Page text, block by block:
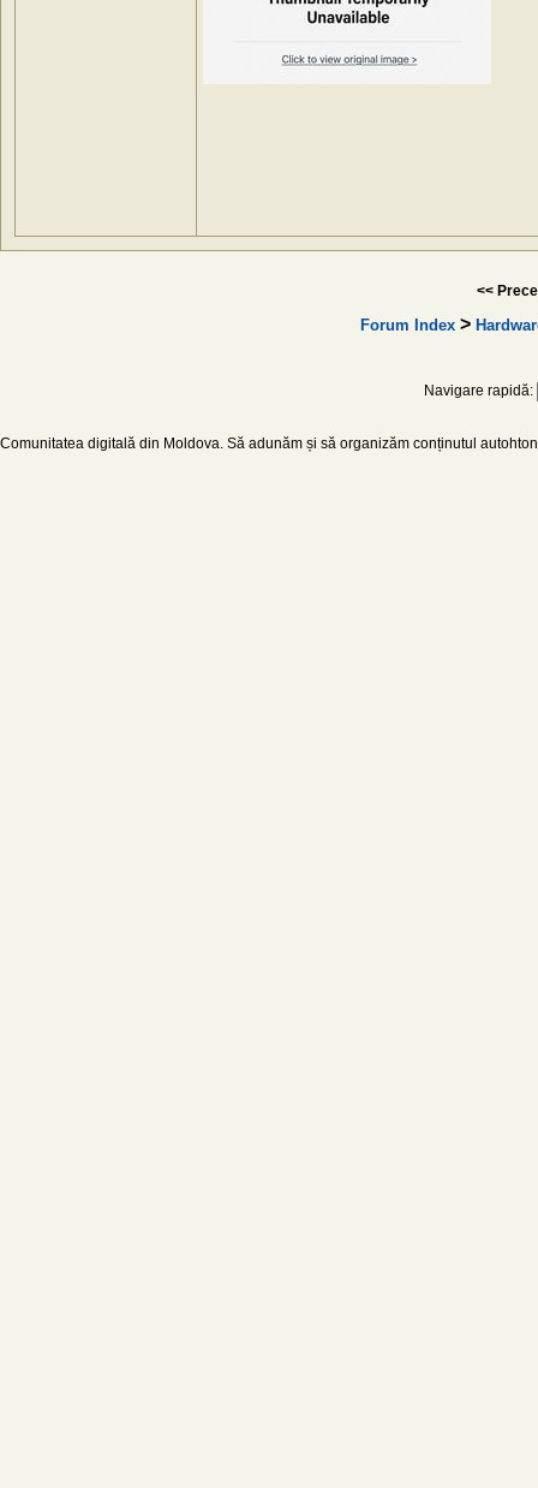
<<
Forum Index>
Navigare rapidă:
Comunitatea digitală din Moldova. Să adunăm și să organizăm conținutul